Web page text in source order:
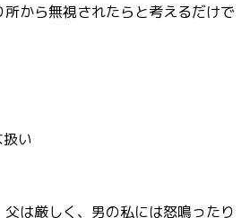
から無視されたらと考えるだけで
い
は厳しく、男の私には怒鳴ったり